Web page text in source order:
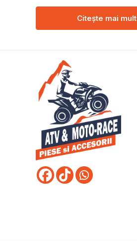
Citește mai mult